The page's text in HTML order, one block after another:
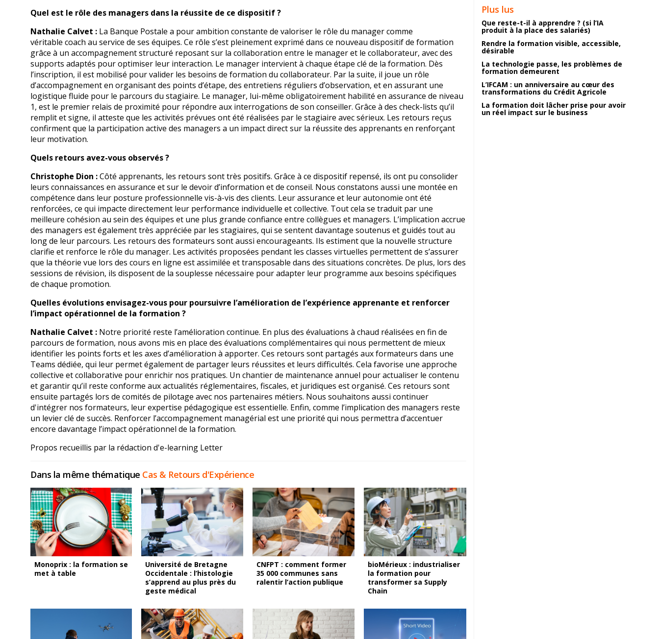
Quel est le rôle des managers dans la réussite de ce dispositif ?
Nathalie Calvet : La Banque Postale a pour ambition constante de valoriser le rôle du manager comme
véritable coach au service de ses équipes. Ce rôle s’est pleinement exprimé dans ce nouveau dispositif de formation
grâce à un accompagnement structuré reposant sur la collaboration entre le manager et le collaborateur, avec des
supports adaptés pour optimiser leur interaction. Le manager intervient à chaque étape clé de la formation. Dès
l’inscription, il est mobilisé pour valider les besoins de formation du collaborateur. Par la suite, il joue un rôle
d’accompagnement en organisant des points d’étape, des entretiens réguliers d’observation, et en assurant une
logistique fluide pour le parcours du stagiaire. Le manager, lui-même obligatoirement habilité en assurance de niveau
1, est le premier relais de proximité pour répondre aux interrogations de son conseiller. Grâce à des check-lists qu’il
remplit et signe, il atteste que les activités prévues ont été réalisées par le stagiaire avec sérieux. Les retours reçus
confirment que la participation active des managers a un impact direct sur la réussite des apprenants en renforçant
leur motivation.
Quels retours avez-vous observés ?
Christophe Dion :Côté apprenants, les retours sont très positifs. Grâce à ce dispositif repensé, ils ont pu consolider
leurs connaissances en assurance et sur le devoir d’information et de conseil. Nous constatons aussi une montée en
compétence dans leur posture professionnelle vis-à-vis des clients. Leur assurance et leur autonomie ont été
renforcées, ce qui impacte directement leur performance individuelle et collective. Tout cela se traduit par une
meilleure cohésion au sein des équipes et une plus grande confiance entre collègues et managers. L’implication accrue
des managers est également très appréciée par les stagiaires, qui se sentent davantage soutenus et guidés tout au
long de leur parcours. Les retours des formateurs sont aussi encourageants. Ils estiment que la nouvelle structure
clarifie et renforce le rôle du manager. Les activités proposées pendant les classes virtuelles permettent de s’assurer
que la théorie vue lors des cours en ligne est assimilée et transposable dans des situations concrètes. De plus, lors des
sessions de révision, ils disposent de la souplesse nécessaire pour adapter leur programme aux besoins spécifiques
de chaque promotion.
Quelles évolutions envisagez-vous pour poursuivre l’amélioration de l’expérience apprenante et renforcer
l’impact opérationnel de la formation ?
Nathalie Calvet : Notre priorité reste l’amélioration continue. En plus des évaluations à chaud réalisées en fin de
parcours de formation, nous avons mis en place des évaluations complémentaires qui nous permettent de mieux
identifier les points forts et les axes d’amélioration à apporter. Ces retours sont partagés aux formateurs dans une
Teams dédiée, qui leur permet également de partager leurs réussites et leurs difficultés. Cela favorise une approche
collective et collaborative pour enrichir nos pratiques. Un chantier de maintenance annuel pour actualiser le contenu
et garantir qu’il reste conforme aux actualités réglementaires, fiscales, et juridiques est organisé. Ces retours sont
ensuite partagés lors de comités de pilotage avec nos partenaires métiers. Nous souhaitons aussi continuer
d'intégrer nos formateurs, leur expertise pédagogique est essentielle. Enfin, comme l’implication des managers reste
un levier clé de succès. Renforcer l’accompagnement managérial est une priorité qui nous permettra d’accentuer
encore davantage l’impact opérationnel de la formation.
Propos recueillis par la rédaction d'e-learning Letter
Dans la même thématique Cas & Retours d'Expérience
Monoprix : la formation se
met à table
Université de Bretagne
Occidentale : l’histologie
s’apprend au plus près du
geste médical
CNFPT : comment former
35 000 communes sans
ralentir l’action publique
bioMérieux : industrialiser
la formation pour
transformer sa Supply
Chain
Plus lus
Que reste-t-il à apprendre ? (si l’IA
produit à la place des salariés)
Rendre la formation visible, accessible,
désirable
La technologie passe, les problèmes de
formation demeurent
L’IFCAM : un anniversaire au cœur des
transformations du Crédit Agricole
La formation doit lâcher prise pour avoir
un réel impact sur le business